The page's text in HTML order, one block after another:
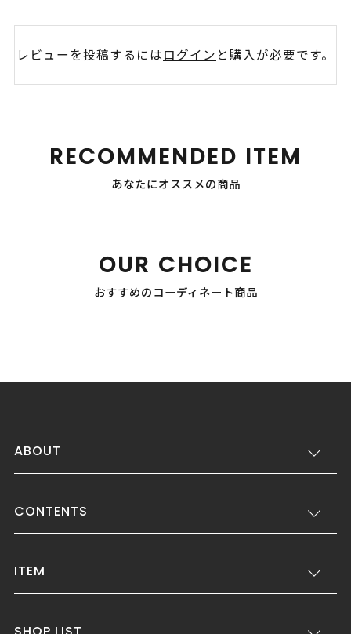
レビューを投稿するにはログイン と購入が必要です。
RECOMMENDED ITEM
あなたにオススメの商品
OUR CHOICE
おすすめのコーディネート商品
ABOUT
CONTENTS
ITEM